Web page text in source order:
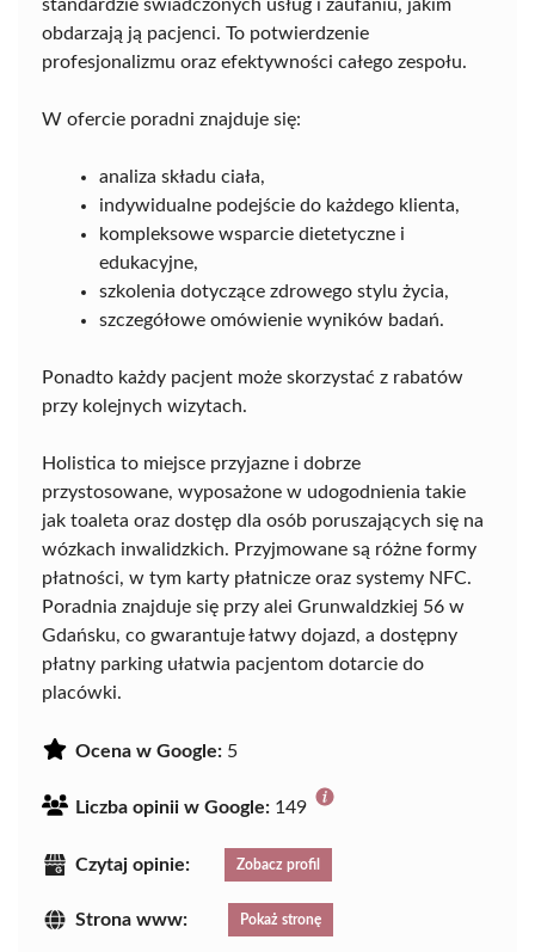
standardzie świadczonych usług i zaufaniu, jakim
obdarzają ją pacjenci. To potwierdzenie
profesjonalizmu oraz efektywności całego zespołu.
W ofercie poradni znajduje się:
analiza składu ciała,
indywidualne podejście do każdego klienta,
kompleksowe wsparcie dietetyczne i
edukacyjne,
szkolenia dotyczące zdrowego stylu życia,
szczegółowe omówienie wyników badań.
Ponadto każdy pacjent może skorzystać z rabatów
przy kolejnych wizytach.
Holistica to miejsce przyjazne i dobrze
przystosowane, wyposażone w udogodnienia takie
jak toaleta oraz dostęp dla osób poruszających się na
wózkach inwalidzkich. Przyjmowane są różne formy
płatności, w tym karty płatnicze oraz systemy NFC.
Poradnia znajduje się przy alei Grunwaldzkiej 56 w
Gdańsku, co gwarantuje łatwy dojazd, a dostępny
płatny parking ułatwia pacjentom dotarcie do
placówki.
Ocena w Google: 5
Liczba opinii w Google: 149
Czytaj opinie: Zobacz profil
Strona www: Pokaż stronę